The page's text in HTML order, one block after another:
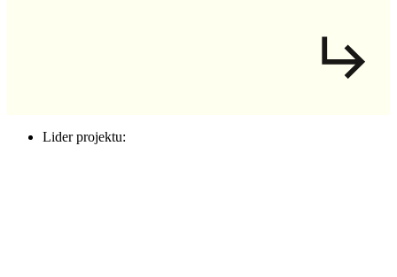
Lider projektu: